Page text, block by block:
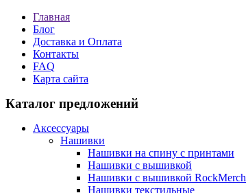
Главная
Блог
Доставка и Оплата
Контакты
FAQ
Карта сайта
Каталог предложений
Аксессуары
Нашивки
Нашивки на спину с принтами
Нашивки с вышивкой
Нашивки с вышивкой RockMerch
Нашивки текстильные